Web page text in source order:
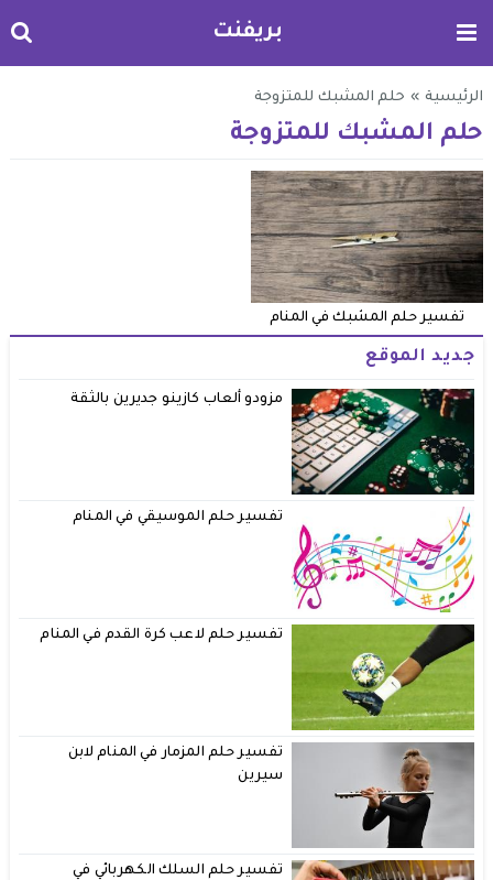
بريفنت
الرئيسية » حلم المشبك للمتزوجة
حلم المشبك للمتزوجة
تفسير حلم المشبك في المنام
جديد الموقع
مزودو ألعاب كازينو جديرين بالثقة
تفسير حلم الموسيقي في المنام
تفسير حلم لاعب كرة القدم في المنام
تفسير حلم المزمار في المنام لابن
سيرين
تفسير حلم السلك الكهربائي في